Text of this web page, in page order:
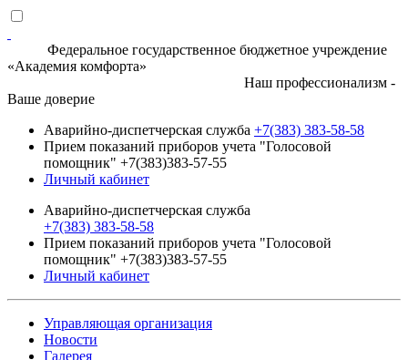
Федеральное государственное бюджетное учреждение
«Академия комфорта»
Наш профессионализм -
Ваше доверие
Аварийно-диспетчерская служба +7(383) 383-58-58
Прием показаний приборов учета "Голосовой
помощник" +7(383)383-57-55
Личный кабинет
Аварийно-диспетчерская служба
+7(383) 383-58-58
Прием показаний приборов учета "Голосовой
помощник" +7(383)383-57-55
Личный кабинет
Управляющая организация
Новости
Галерея